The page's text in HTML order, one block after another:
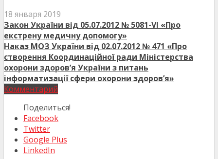
18 января 2019
Закон України від 05.07.2012 № 5081-VI «Про
екстрену медичну допомогу»
Наказ МОЗ України від 02.07.2012 № 471 «Про
створення Координаційної ради Міністерства
охорони здоров’я України з питань
інформатизації сфери охорони здоров’я»
Комментарий
Поделиться!
Facebook
Twitter
Google Plus
LinkedIn